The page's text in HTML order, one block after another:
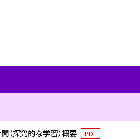
（探究的な学習）概要 PDF